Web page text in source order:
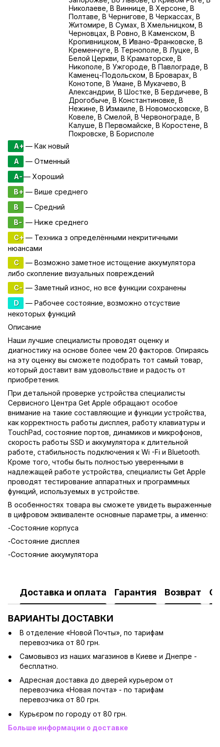
Николаеве, В Виннице, В Херсоне, В
Полтаве, В Чернигове, В Черкассах, В
Житомире, В Сумах, В Хмельницком, В
Черновцах, В Ровно, В Каменском, В
Кропивницком, В Ивано-Франковске, В
Кременчуге, В Тернополе, В Луцке, В
Белой Церкви, В Краматорске, В
Никополе, В Ужгороде, В Павлограде, В
Каменец-Подольском, В Броварах, В
Конотопе, В Умане, В Мукачево, В
Александрии, В Шостке, В Бердичеве, В
Дрогобыче, В Константиновке, В
Нежине, В Измаиле, В Новомосковске, В
Ковеле, В Смелой, В Червонограде, В
Калуше, В Первомайске, В Коростене, В
Покровске, В Борисполе
A+— Как новый
A
— Отменный
A-— Хороший
B+ — Више среднего
B
— Средний
B- — Ниже среднего
C+— Техника з определёнными некритичными
нюансами
C
— Возможно заметное истощение аккумулятора
либо скопление визуальных повреждений
C- — Заметный износ, но все функции сохранены
D
— Рабочее состояние, возможно отсуствие
некоторых функций
Описание
Наши лучшие специалисты проводят оценку и
диагностику на основе более чем 20 факторов. Опираясь
на эту оценку вы сможете подобрать тот самый товар,
который доставит вам удовольствие и радость от
приобретения.
При детальной проверке устройства специалисты
Сервисного Центра Get Apple обращают особое
внимание на такие составляющие и функции устройства,
как корректность работы дисплея, работу клавиатуры и
TouchPad, состояние портов, динамиков и микрофонов,
скорость работы SSD и аккумулятора к длительной
работе, стабильность подключения к Wi -Fi и Bluetooth.
Кроме того, чтобы быть полностью уверенными в
надлежащей работе устройства, специалисты Get Apple
проводят тестирование аппаратных и программных
функций, используемых в устройстве.
В особенностях товара вы сможете увидеть выраженные
в цифровом эквиваленте основные параметры, а именно:
-Состояние корпуса
-Состояние дисплея
-Состояние аккумулятора
Доставка и оплата Гарантия Возврат
ВАРИАНТЫ ДОСТАВКИ
В отделение «Новой Почты», по тарифам
перевозчика от 80 грн.
Cамовывоз из наших магазинов в Киеве и Днепре -
бесплатно.
Адресная доставка до дверей курьером от
перевозчика «Новая почта» - по тарифам
перевозчика от 80 грн.
Курьєром по городу от 80 грн.
Больше информации о доставке